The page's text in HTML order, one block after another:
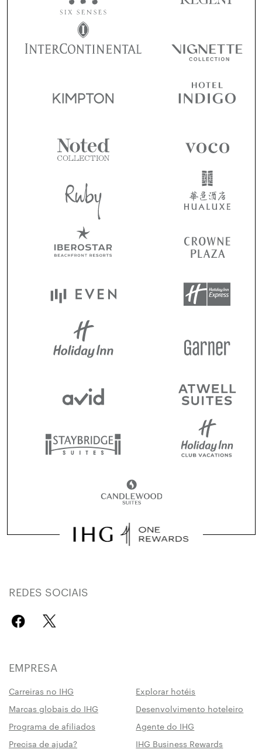
REDES SOCIAIS
EMPRESA
Carreiras no IHG
Explorar hotéis
Marcas globais do IHG
Desenvolvimento hoteleiro
Programa de afiliados
Agente do IHG
Precisa de ajuda?
IHG Business Rewards